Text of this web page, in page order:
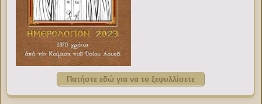
Πατήστε εδώ για να το ξεφυλλίσετε